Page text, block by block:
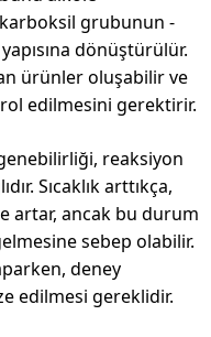
grubunun -
yapısına dönüştürülür.
ürünler oluşabilir ve
edilmesini gerektirir.
reaksiyon
Sıcaklık arttıkça,
artar, ancak bu durum
sebep olabilir.
deney
edilmesi gereklidir.